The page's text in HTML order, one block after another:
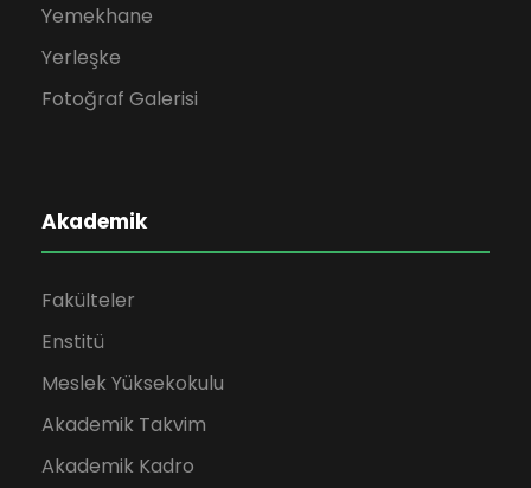
Yemekhane
Yerleşke
Fotoğraf Galerisi
Akademik
Fakülteler
Enstitü
Meslek Yüksekokulu
Akademik Takvim
Akademik Kadro